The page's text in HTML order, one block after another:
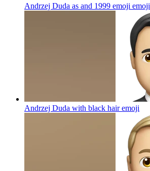
Andrzej Duda as and 1999 emoji emoji
Andrzej Duda with black hairemoji